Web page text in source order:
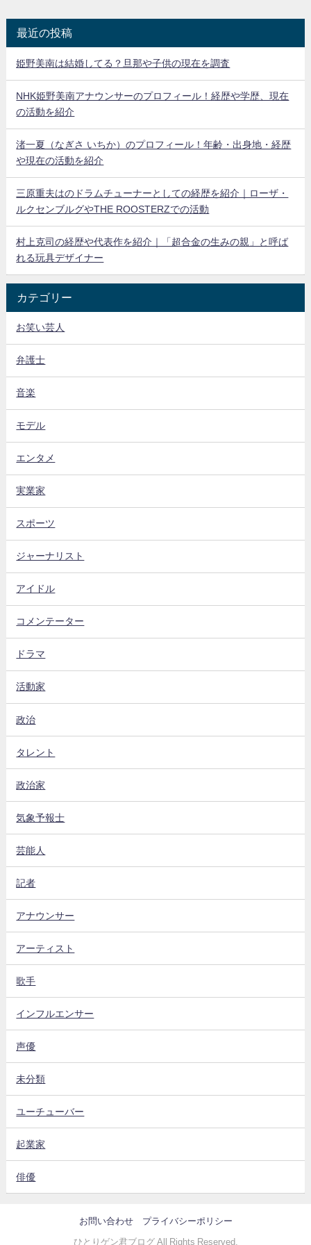
最近の投稿
姫野美南は結婚してる？旦那や子供の現在を調査
NHK姫野美南アナウンサーのプロフィール！経歴や学歴、現在
の活動を紹介
渚一夏（なぎさ いちか）のプロフィール！年齢・出身地・経歴
や現在の活動を紹介
三原重夫はのドラムチューナーとしての経歴を紹介｜ローザ・
ルクセンブルグやTHE ROOSTERZでの活動
村上克司の経歴や代表作を紹介｜「超合金の生みの親」と呼ば
れる玩具デザイナー
カテゴリー
お笑い芸人
弁護士
音楽
モデル
エンタメ
実業家
スポーツ
ジャーナリスト
アイドル
コメンテーター
ドラマ
活動家
政治
タレント
政治家
気象予報士
芸能人
記者
アナウンサー
アーティスト
歌手
インフルエンサー
声優
未分類
ユーチューバー
起業家
俳優
お問い合わせ プライバシーポリシー
ひとりゲン君ブログ All Rights Reserved.